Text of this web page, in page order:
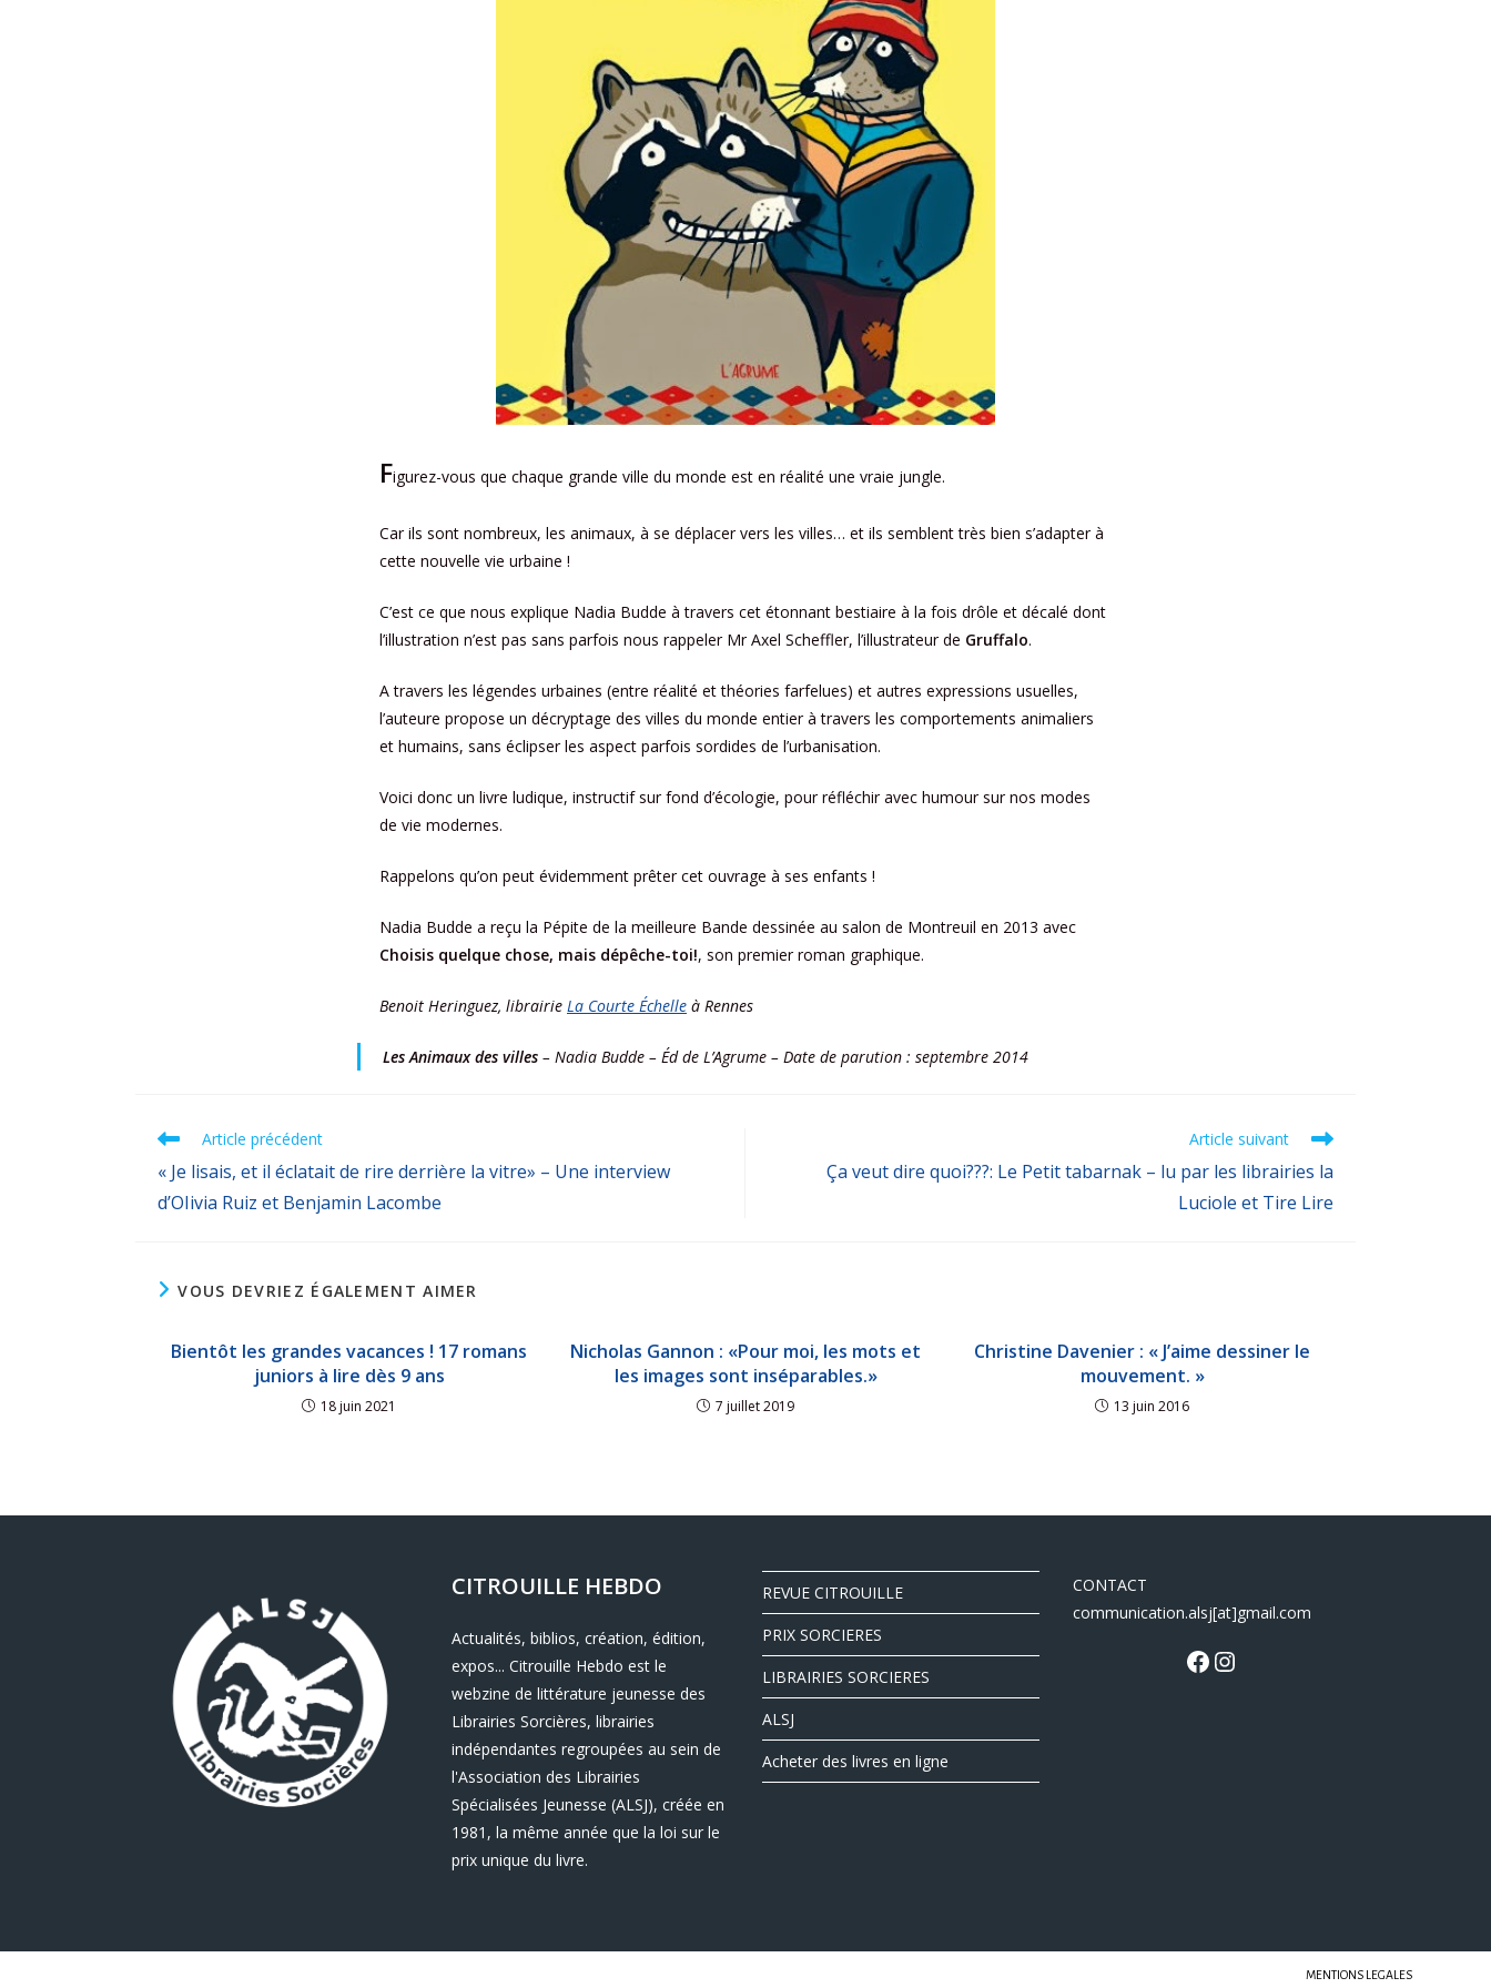
Figurez-vous que chaque grande ville du monde est en réalité une vraie jungle.
Car ils sont nombreux, les animaux, à se déplacer vers les villes… et ils semblent très bien s’adapter à
cette nouvelle vie urbaine !
C’est ce que nous explique Nadia Budde à travers cet étonnant bestiaire à la fois drôle et décalé dont
l’illustration n’est pas sans parfois nous rappeler Mr Axel Scheffler, l’illustrateur de Gruffalo.
A travers les légendes urbaines (entre réalité et théories farfelues) et autres expressions usuelles,
l’auteure propose un décryptage des villes du monde entier à travers les comportements animaliers
et humains, sans éclipser les aspect parfois sordides de l’urbanisation.
Voici donc un livre ludique, instructif sur fond d’écologie, pour réfléchir avec humour sur nos modes
de vie modernes.
Rappelons qu’on peut évidemment prêter cet ouvrage à ses enfants !
Nadia Budde a reçu la Pépite de la meilleure Bande dessinée au salon de Montreuil en 2013 avec
Choisis quelque chose, mais dépêche-toi!, son premier roman graphique.
Benoit Heringuez, librairie La Courte Échelle à Rennes
Les Animaux des villes – Nadia Budde – Éd de L’Agrume – Date de parution : septembre 2014
Article précédent
« Je lisais, et il éclatait de rire derrière la vitre» – Une interview
d’OIivia Ruiz et Benjamin Lacombe
Article suivant
Ça veut dire quoi???: Le Petit tabarnak – lu par les librairies la
Luciole et Tire Lire
VOUS DEVRIEZ ÉGALEMENT AIMER
Bientôt les grandes vacances ! 17 romans
juniors à lire dès 9 ans
18 juin 2021
Nicholas Gannon : «Pour moi, les mots et
les images sont inséparables.»
7 juillet 2019
Christine Davenier : « J’aime dessiner le
mouvement. »
13 juin 2016
CITROUILLE HEBDO
Actualités, biblios, création, édition,
expos... Citrouille Hebdo est le
webzine de littérature jeunesse des
Librairies Sorcières, librairies
indépendantes regroupées au sein de
l'Association des Librairies
Spécialisées Jeunesse (ALSJ), créée en
1981, la même année que la loi sur le
prix unique du livre.
REVUE CITROUILLE
PRIX SORCIERES
LIBRAIRIES SORCIERES
ALSJ
Acheter des livres en ligne
CONTACT
communication.alsj[at]gmail.com
MENTIONS LEGALES